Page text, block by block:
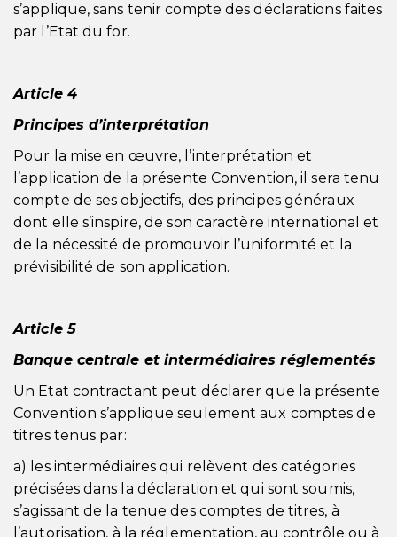
s’applique, sans tenir compte des déclarations faites
par l’Etat du for.
Article 4
Principes d’interprétation
Pour la mise en œuvre, l’interprétation et
l’application de la présente Convention, il sera tenu
compte de ses objectifs, des principes généraux
dont elle s’inspire, de son caractère international et
de la nécessité de promouvoir l’uniformité et la
prévisibilité de son application.
Article 5
Banque centrale et intermédiaires réglementés
Un Etat contractant peut déclarer que la présente
Convention s’applique seulement aux comptes de
titres tenus par:
a) les intermédiaires qui relèvent des catégories
précisées dans la déclaration et qui sont soumis,
s’agissant de la tenue des comptes de titres, à
l’autorisation, à la réglementation, au contrôle ou à